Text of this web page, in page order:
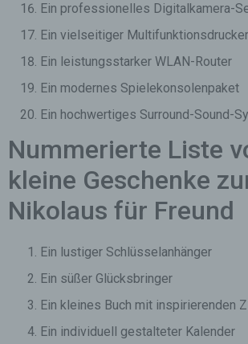
Ein professionelles Digitalkamera-
Ein vielseitiger Multifunktionsdrucker
Ein leistungsstarker WLAN-Router
Ein modernes Spielekonsolenpaket
Ein hochwertiges Surround-Sound-
Nummerierte Liste
kleine Geschenke
Nikolaus für Freund
Ein lustiger Schlüsselanhänger
Ein süßer Glücksbringer
Ein kleines Buch mit inspirierenden
Ein individuell gestalteter Kalender